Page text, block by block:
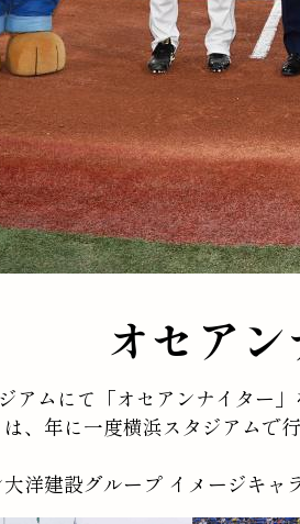
オセア
アムにて「オセアンナイター
、年に一度横浜スタジアムで
洋建設グループ イメージキ